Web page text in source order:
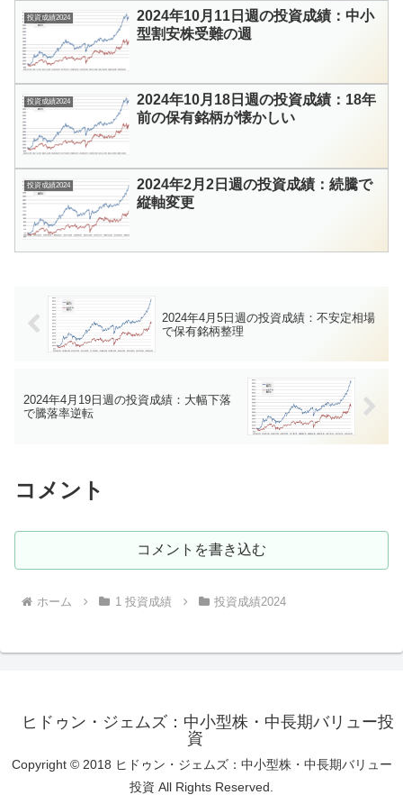
投資成績2024
2024年10月11日週の投資成績：中小
型割安株受難の週
投資成績2024
2024年10月18日週の投資成績：18年
前の保有銘柄が懐かしい
投資成績2024
2024年2月2日週の投資成績：続騰で
縦軸変更
2024年4月5日週の投資成績：不安定相場
で保有銘柄整理
2024年4月19日週の投資成績：大幅下落
で騰落率逆転
コメント
コメントを書き込む
ホーム 1 投資成績 投資成績2024
ヒドゥン・ジェムズ：中小型株・中長期バリュー投
資
Copyright © 2018 ヒドゥン・ジェムズ：中小型株・中長期バリュー
投資 All Rights Reserved.